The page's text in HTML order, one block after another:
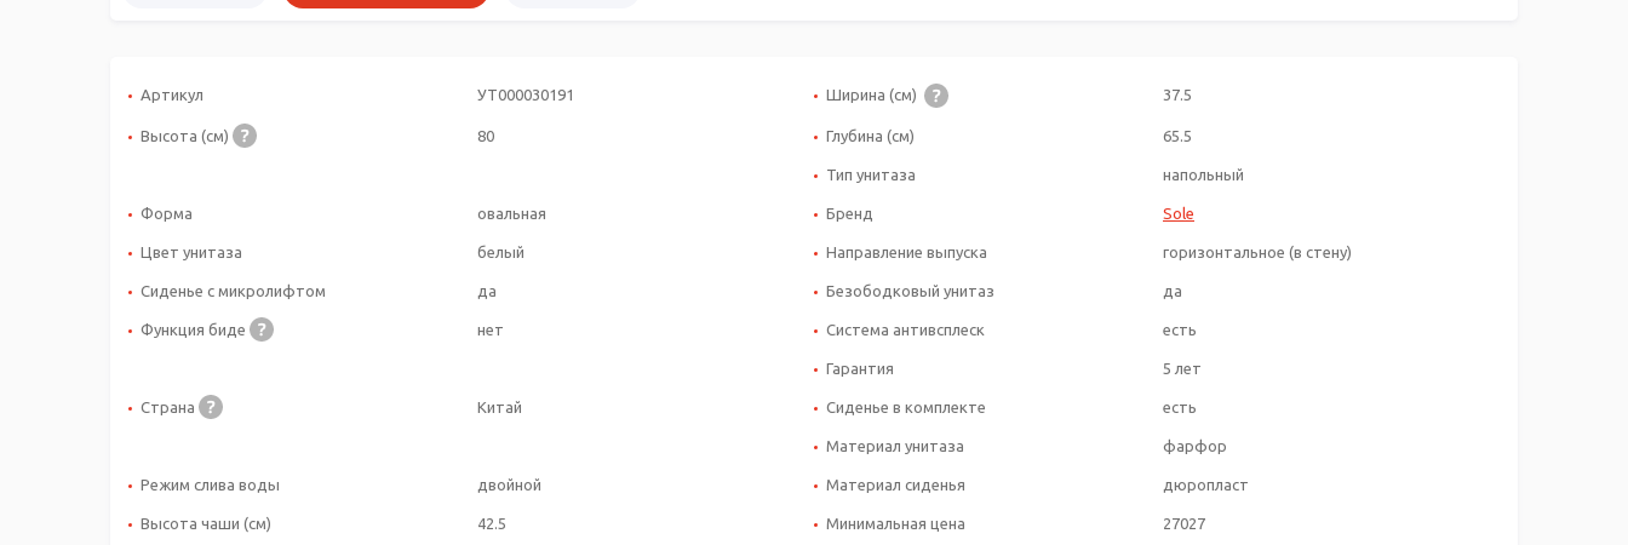
Артикул УТ000030191 Ширина (см) 37.5
Высота (см) 80 Глубина (см) 65.5
Тип унитаза напольный
Форма овальная Бренд Sole
Цвет унитаза белый Направление выпуска горизонтальное (в стену)
Сиденье с микролифтом да Безободковый унитаз да
Функция биде нет Система антивсплеск есть
Гарантия 5 лет
Страна Китай Сиденье в комплекте есть
Материал унитаза фарфор
Режим слива воды двойной Материал сиденья дюропласт
Высота чаши (см) 42.5 Минимальная цена 27027